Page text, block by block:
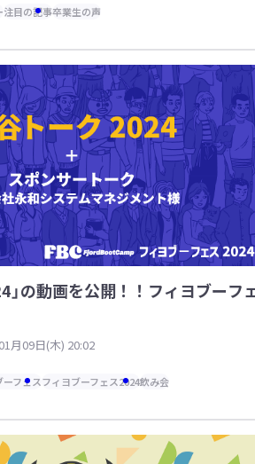
注目の記事卒業生の声
」の動画を公開！！フィヨブーフ
月09日(木) 20:02
ーフェスフィヨブーフェス2024飲み会